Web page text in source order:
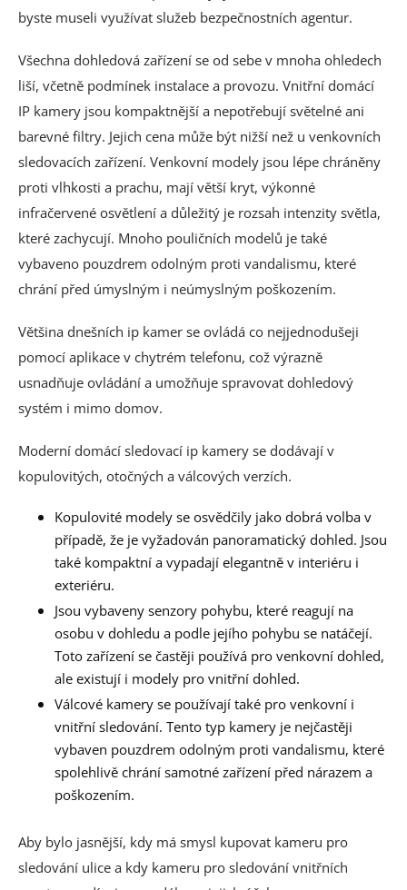
byste museli využívat služeb bezpečnostních agentur.
Všechna dohledová zařízení se od sebe v mnoha ohledech
liší, včetně podmínek instalace a provozu. Vnitřní domácí
IP kamery jsou kompaktnější a nepotřebují světelné ani
barevné filtry. Jejich cena může být nižší než u venkovních
sledovacích zařízení. Venkovní modely jsou lépe chráněny
proti vlhkosti a prachu, mají větší kryt, výkonné
infračervené osvětlení a důležitý je rozsah intenzity světla,
které zachycují. Mnoho pouličních modelů je také
vybaveno pouzdrem odolným proti vandalismu, které
chrání před úmyslným i neúmyslným poškozením.
Většina dnešních ip kamer se ovládá co nejjednodušeji
pomocí aplikace v chytrém telefonu, což výrazně
usnadňuje ovládání a umožňuje spravovat dohledový
systém i mimo domov.
Moderní domácí sledovací ip kamery se dodávají v
kopulovitých, otočných a válcových verzích.
Kopulovité modely se osvědčily jako dobrá volba v
případě, že je vyžadován panoramatický dohled. Jsou
také kompaktní a vypadají elegantně v interiéru i
exteriéru.
Jsou vybaveny senzory pohybu, které reagují na
osobu v dohledu a podle jejího pohybu se natáčejí.
Toto zařízení se častěji používá pro venkovní dohled,
ale existují i modely pro vnitřní dohled.
Válcové kamery se používají také pro venkovní i
vnitřní sledování. Tento typ kamery je nejčastěji
vybaven pouzdrem odolným proti vandalismu, které
spolehlivě chrání samotné zařízení před nárazem a
poškozením.
Aby bylo jasnější, kdy má smysl kupovat kameru pro
sledování ulice a kdy kameru pro sledování vnitřních